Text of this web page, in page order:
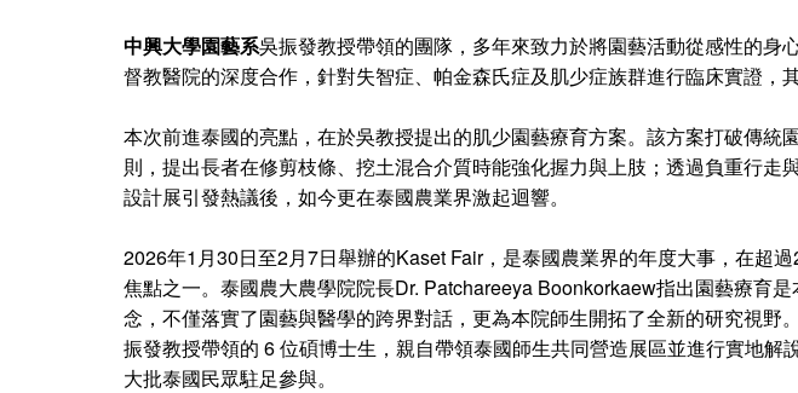
中興大學園藝系吳振發教授帶領的團隊，多年來致力於將園藝活動從感性的
督教醫院的深度合作，針對失智症、帕金森氏症及肌少症族群進行臨床實證，
本次前進泰國的亮點，在於吳教授提出的肌少園藝療育方案。該方案打破傳
則，提出長者在修剪枝條、挖土混合介質時能強化握力與上肢；透過負重行
設計展引發熱議後，如今更在泰國農業界激起迴響。
2026年1月30日至2月7日舉辦的Kaset Fair，是泰國農業界的年度大事，在超
焦點之一。泰國農大農學院院長Dr. Patchareeya Boonkorkaew指出園藝療育
念，不僅落實了園藝與醫學的跨界對話，更為本院師生開拓了全新的研究視
振發教授帶領的 6 位碩博士生，親自帶領泰國師生共同營造展區並進行實地
大批泰國民眾駐足參與。